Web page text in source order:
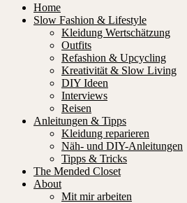
Home
Slow Fashion & Lifestyle
Kleidung Wertschätzung
Outfits
Refashion & Upcycling
Kreativität & Slow Living
DIY Ideen
Interviews
Reisen
Anleitungen & Tipps
Kleidung reparieren
Näh- und DIY-Anleitungen
Tipps & Tricks
The Mended Closet
About
Mit mir arbeiten